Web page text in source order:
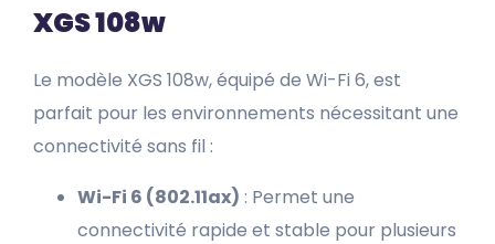
XGS 108w
Le modèle XGS 108w, équipé de Wi-Fi 6, est
parfait pour les environnements nécessitant une
connectivité sans fil :
Wi-Fi 6 (802.11ax) : Permet une
connectivité rapide et stable pour plusieurs